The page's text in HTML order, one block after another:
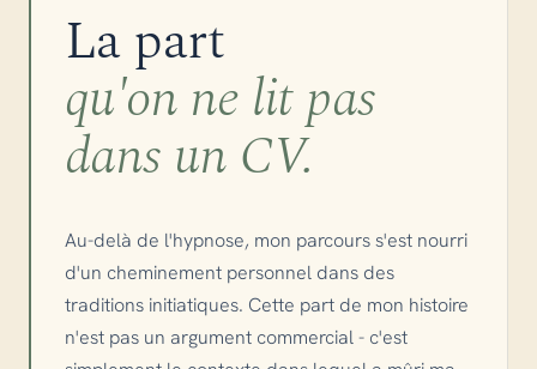
La part
qu'on ne lit pas
dans un CV.
Au-delà de l'hypnose, mon parcours s'est nourri
d'un cheminement personnel dans des
traditions initiatiques. Cette part de mon histoire
n'est pas un argument commercial - c'est